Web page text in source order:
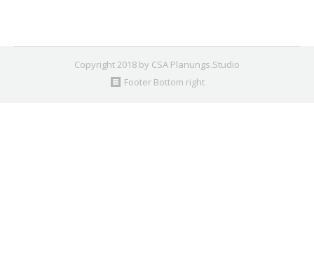
Copyright 2018 by CSA Planungs.Studio
Footer Bottom right